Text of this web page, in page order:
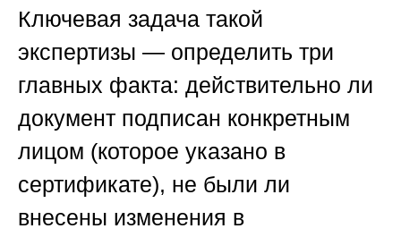
Ключевая задача такой
экспертизы — определить три
главных факта: действительно ли
документ подписан конкретным
лицом (которое указано в
сертификате), не были ли
внесены изменения в